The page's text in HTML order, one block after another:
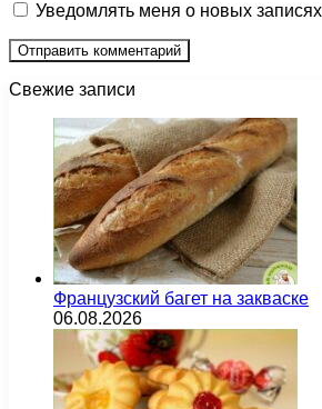
Уведомлять меня о новых
Свежие записи
Французский багет на закваске
06.08.2026